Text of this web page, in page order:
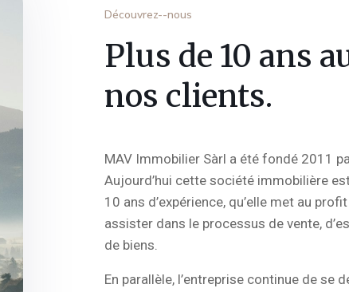
Découvrez--nous
Plus de 10 ans
nos clients.
MAV Immobilier Sàrl a été fondé 2011
Aujourd’hui cette société immobilière
10 ans d’expérience, qu’elle met au
assister dans le processus de vente,
de biens.
En parallèle, l’entreprise continue de se